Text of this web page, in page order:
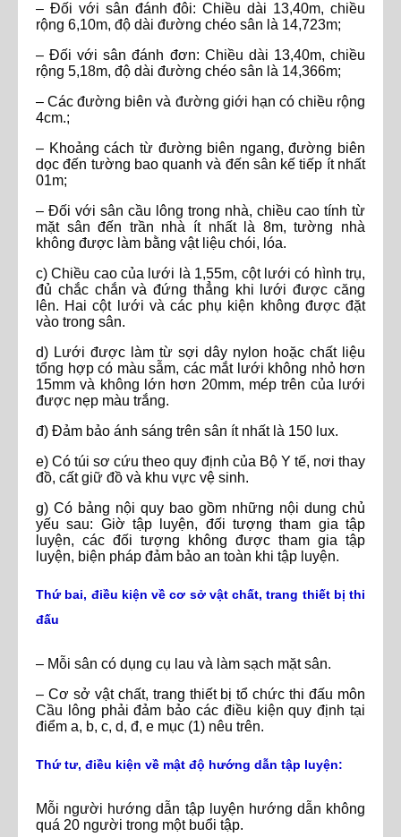
– Đối với sân đánh đôi: Chiều dài 13,40m, chiều
rộng 6,10m, độ dài đường chéo sân là 14,723m;
– Đối với sân đánh đơn: Chiều dài 13,40m, chiều
rộng 5,18m, độ dài đường chéo sân là 14,366m;
– Các đường biên và đường giới hạn có chiều rộng
4cm.;
– Khoảng cách từ đường biên ngang, đường biên
dọc đến tường bao quanh và đến sân kế tiếp ít nhất
01m;
– Đối với sân cầu lông trong nhà, chiều cao tính từ
mặt sân đến trần nhà ít nhất là 8m, tường nhà
không được làm bằng vật liệu chói, lóa.
c) Chiều cao của lưới là 1,55m, cột lưới có hình trụ,
đủ chắc chắn và đứng thẳng khi lưới được căng
lên. Hai cột lưới và các phụ kiện không được đặt
vào trong sân.
d) Lưới được làm từ sợi dây nylon hoặc chất liệu
tổng hợp có màu sẫm, các mắt lưới không nhỏ hơn
15mm và không lớn hơn 20mm, mép trên của lưới
được nẹp màu trắng.
đ) Đảm bảo ánh sáng trên sân ít nhất là 150 lux.
e) Có túi sơ cứu theo quy định của Bộ Y tế, nơi thay
đồ, cất giữ đồ và khu vực vệ sinh.
g) Có bảng nội quy bao gồm những nội dung chủ
yếu sau: Giờ tập luyện, đối tượng tham gia tập
luyện, các đối tượng không được tham gia tập
luyện, biện pháp đảm bảo an toàn khi tập luyện.
Thứ bai, điều kiện về cơ sở vật chất, trang thiết bị thi
đấu
– Mỗi sân có dụng cụ lau và làm sạch mặt sân.
– Cơ sở vật chất, trang thiết bị tổ chức thi đấu môn
Cầu lông phải đảm bảo các điều kiện quy định tại
điểm a, b, c, d, đ, e mục (1) nêu trên.
Thứ tư, điều kiện về mật độ hướng dẫn tập luyện:
Mỗi người hướng dẫn tập luyện hướng dẫn không
quá 20 người trong một buổi tập.